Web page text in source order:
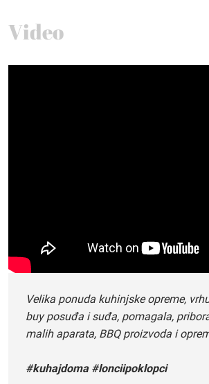
Video
Velika ponuda kuhinjske opreme,
buy posuđa i suđa, pomagala,
malih aparata, BBQ proizvoda i
#kuhajdoma #lonciipoklopci